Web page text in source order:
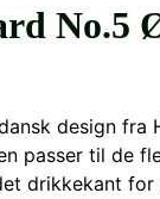
No.5
design fra
passer til de
drikkekant for